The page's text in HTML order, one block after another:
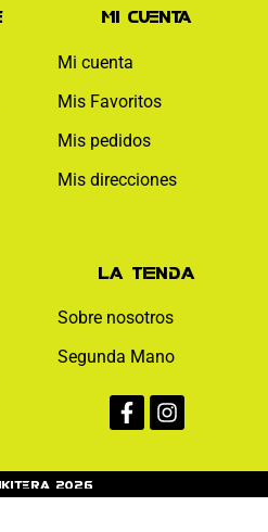
Mi cuenta
Mi cuenta
Mis Favoritos
Mis pedidos
Mis direcciones
La tienda
Sobre nosotros
Segunda Mano
f
2026